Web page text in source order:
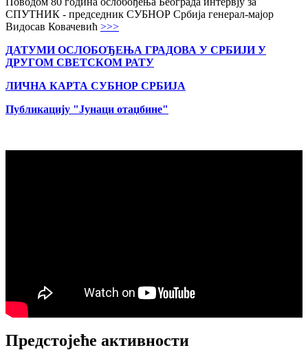
СПУТНИК - председник СУБНОР Србија генерал-мајор
Видосав Ковачевић >>>
ДАТУМИ ОСЛОБОЂЕЊА ГРАДОВА У СРБИЈИ У
ДРУГОМ СВЕТСКОМ РАТУ
ЛИЧНА КАРТА СУБНОР СРБИЈА
Публикацију "Јунаци отаџбине"
Предстојеће активности